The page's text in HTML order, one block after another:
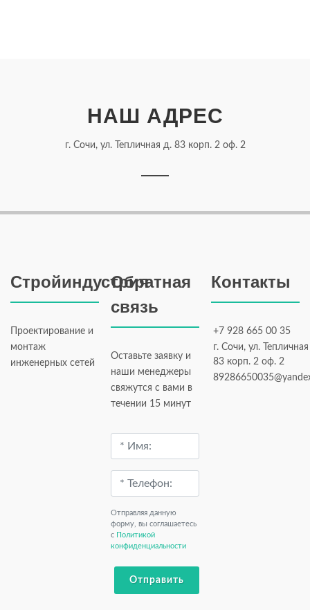
НАШ АДРЕС
г. Сочи, ул. Тепличная д. 83 корп. 2 оф. 2
Стройиндустрия
Проектирование и
монтаж
инженерных сетей
Обратная
связь
Оставьте заявку и
наши менеджеры
свяжутся с вами в
течении 15 минут
Отправляя данную
форму, вы соглашаетесь
c Политикой
конфиденциальности
Отправить
Контакты
+7 928 665 00 35
г. Сочи, ул.
83 корп. 2 оф. 2